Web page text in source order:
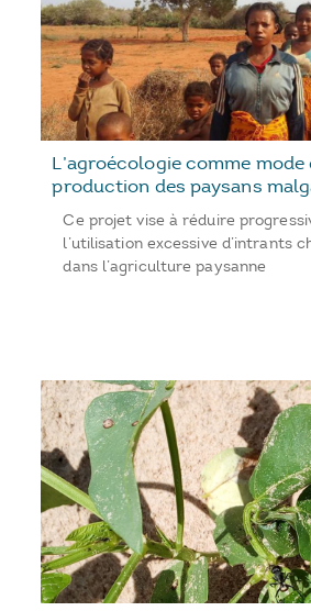
L’agroécologie comme mode
production des paysans
Ce projet vise à réduire
l’utilisation excessive d’intrants
dans l’agriculture paysanne